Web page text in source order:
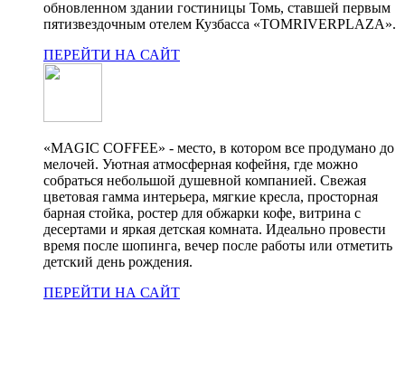
обновленном здании гостиницы Томь, ставшей первым
пятизвездочным отелем Кузбасса «TOMRIVERPLAZA».
ПЕРЕЙТИ НА САЙТ
«MAGIC COFFEE» - место, в котором все продумано до
мелочей. Уютная атмосферная кофейня, где можно
собраться небольшой душевной компанией. Свежая
цветовая гамма интерьера, мягкие кресла, просторная
барная стойка, ростер для обжарки кофе, витрина с
десертами и яркая детская комната. Идеально провести
время после шопинга, вечер после работы или отметить
детский день рождения.
ПЕРЕЙТИ НА САЙТ